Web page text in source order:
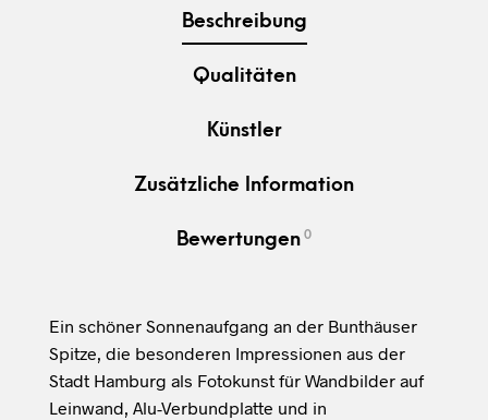
Beschreibung
Qualitäten
Künstler
Zusätzliche Information
Bewertungen 0
Ein schöner Sonnenaufgang an der Bunthäuser
Spitze, die besonderen Impressionen aus der
Stadt Hamburg als Fotokunst für Wandbilder auf
Leinwand, Alu-Verbundplatte und in